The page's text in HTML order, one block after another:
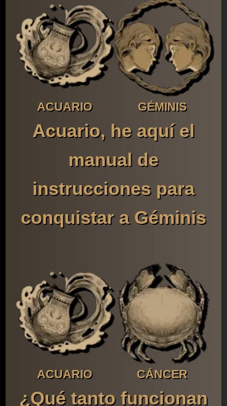
ACUARIO GÉMINIS
Acuario, he aquí el
manual de
instrucciones para
conquistar a Géminis
ACUARIO CÁNCER
¿Qué tanto funcionan